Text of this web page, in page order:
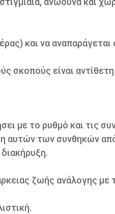
και να
σκοπούς είναι
με το ρυθμό και τις
αυτών των συνθηκών
ζωής ανάλογης με